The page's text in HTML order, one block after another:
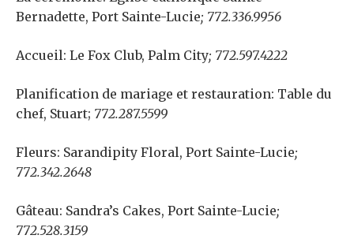
Bernadette, Port Sainte-Lucie; 772.336.9956
Accueil: Le Fox Club, Palm City; 772.597.4222
Planification de mariage et restauration: Table du
chef, Stuart; 772.287.5599
Fleurs: Sarandipity Floral, Port Sainte-Lucie;
772.342.2648
Gâteau: Sandra’s Cakes, Port Sainte-Lucie;
772.528.3159